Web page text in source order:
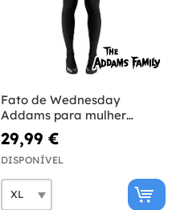
Fato de Wednesday
Addams para mulher
tamanho grande - A
Família Addams
29,99 €
DISPONÍVEL